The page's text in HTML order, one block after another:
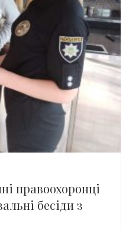
правоохоронці
бесіди з